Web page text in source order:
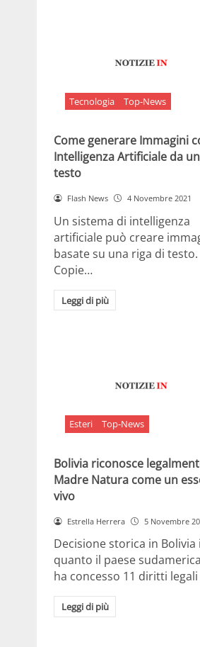
Tecnologia Top-News
Come generare Immagini
Intelligenza Artificiale da un
testo
Flash News 4 Novembre 2021
Un sistema di intelligenza
artificiale può creare
basate su una riga di testo.
Copie…
Leggi di più
Esteri Top-News
Bolivia riconosce
Madre Natura come un
vivo
Estrella Herrera 5 Novembre
Decisione storica in Bolivia
quanto il paese
ha concesso 11 diritti
Leggi di più